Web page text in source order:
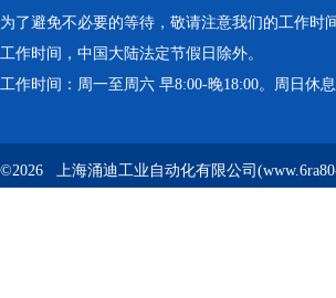
为了避免不必要的等待，敬请注意我们的工作时
工作时间，中国大陆法定节假日除外。
工作时间：周一至周六 早8:00-晚18:00。周日休息
©2026 上海涌迪工业自动化有限公司